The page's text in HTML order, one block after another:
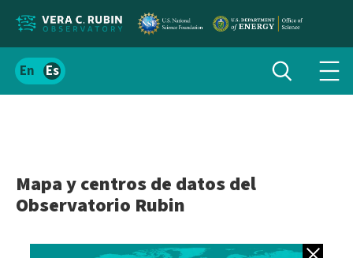
Localizar
el
Español
Alternar
búsqueda
Mapa y centros de datos del
Observatorio Rubin
Volver a